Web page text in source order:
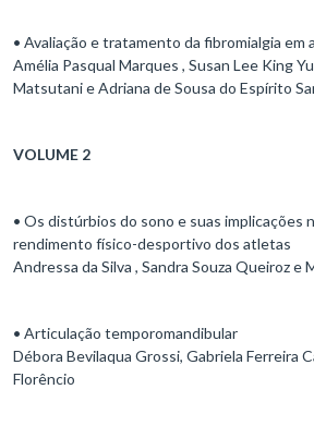
• Avaliação e tratamento da fibromialgia em
Amélia Pasqual Marques , Susan Lee King
Matsutani e Adriana de Sousa do Espírito
VOLUME 2
• Os distúrbios do sono e suas implicações
rendimento físico-desportivo dos atletas
Andressa da Silva , Sandra Souza Queiroz e
• Articulação temporomandibular
Débora Bevilaqua Grossi, Gabriela Ferreira
Florêncio